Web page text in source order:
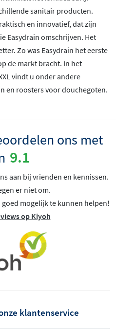
sanitair producten.
en innovatief, dat zijn
Easydrain omschrijven. Het
Zo was Easydrain het eerste
de markt bracht. In het
vindt u onder andere
en roosters voor douchegoten.
ons met
9.1
aan bij vrienden en kennissen.
er niet om.
goed mogelijk te kunnen helpen!
op Kiyoh
klantenservice